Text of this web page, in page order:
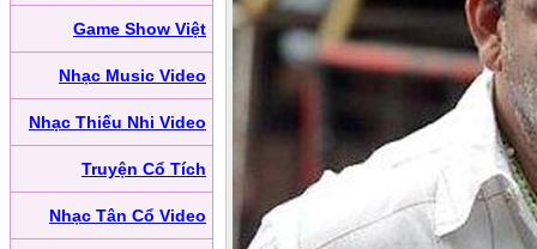
Game Show Việt
Nhạc Music Video
Nhạc Thiếu Nhi Video
Truyện Cổ Tích
Nhạc Tân Cổ Video